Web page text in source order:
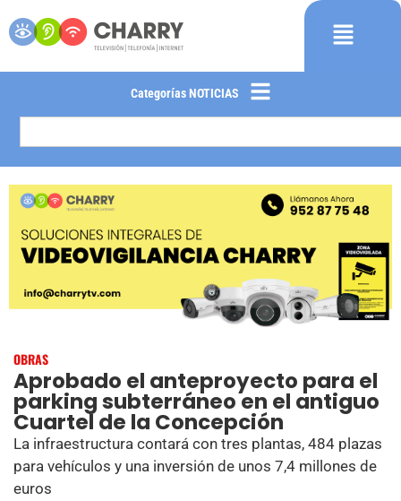
Categorías NOTICIAS
OBRAS
Aprobado el anteproyecto para el
parking subterráneo en el antiguo
Cuartel de la Concepción
La infraestructura contará con tres plantas, 484 plazas
para vehículos y una inversión de unos 7,4 millones de
euros